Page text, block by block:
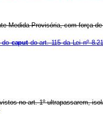
Medida Provisória, com força
docaputdo art. 115 da Lei nº
no art. 1º ultrapassarem,